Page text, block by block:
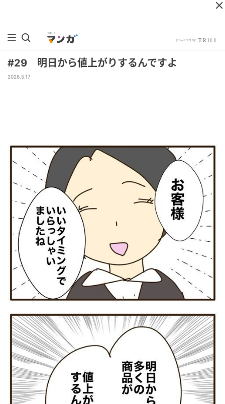
#29 明日から値上がりするんですよ
2026.5.17